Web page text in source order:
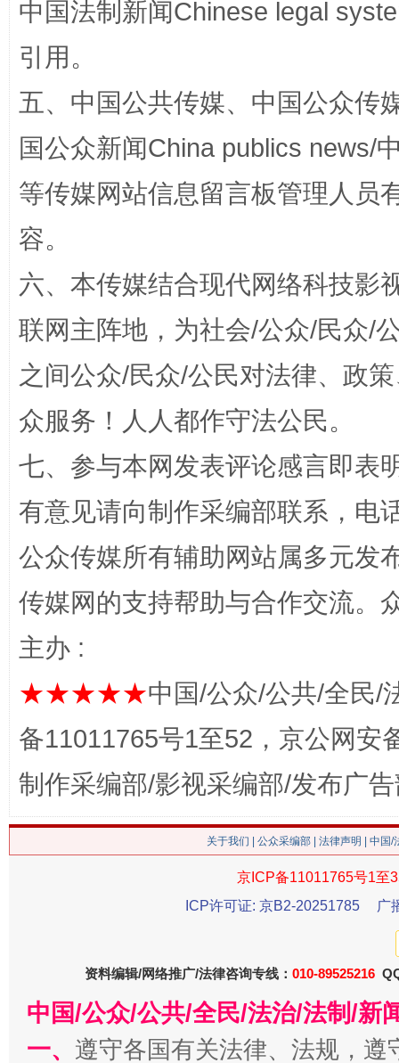
这是一记警钟！ 谢
中国法制新闻Chinese legal
引用。
五、中国公共传媒、中国公众传
国公众新闻China publics news/
等传媒网站信息留言板管理人员
容。
六、本传媒结合现代网络科技影
联网主阵地，为社会/公众/民众/
之间公众/民众/公民对法律、政
众服务！人人都作守法公民。
七、参与本网发表评论感言即表
有意见请向制作采编部联系，电
公众传媒所有辅助网站属多元发
传媒网的支持帮助与合作交流。
主办 :
★★★★★中国/公众/公共/全民/
备11011765号1至52，京公网安
制作采编部/影视采编部/发布广
关于我们 公众采编部 法律声明 | 中国
京ICP备11011765号1至
ICP许可证: 京B2-20251785
广
资料编辑/网络推广/法律咨询专线： 010-89525216
中国/公众/公共/全民/法治/法制/新
一、 遵守各国有关法律、法规，